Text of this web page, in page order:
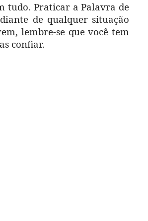
tudo. Praticar a Palavra de
de qualquer situação
lembre-se que você tem
confiar.